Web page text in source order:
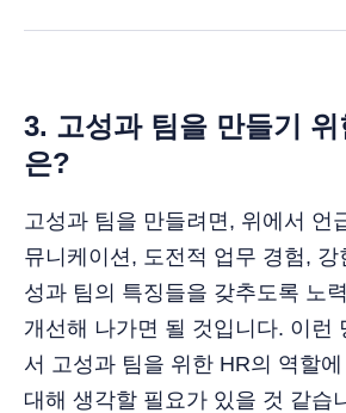
3. 고성과 팀을 만들기
은?
고성과 팀을 만들려면, 위에서 언
뮤니케이션, 도전적 업무 경험,
성과 팀의 특징들을 갖추도록 노
개선해 나가면 될 것입니다. 이런
서 고성과 팀을 위한 HR의 역할에
대해 생각할 필요가 있을 것 같습